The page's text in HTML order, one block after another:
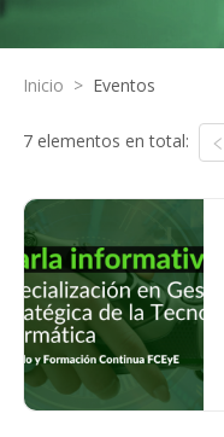
Inicio > Eventos
7 elementos en total: